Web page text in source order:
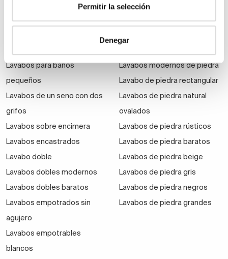
Permitir la selección
Denegar
su colocación
Del mismo modo que tienes que escoger un material
que se adapte a tus necesidades, tienes que saber
cómo posicionarlo, pues hay varios tipos de lavabos
de baño según colocación.
caracterizan por contar con una estética más
vanguardista, minimalista, no entorpecen visualmente
por lo que generan sensación de amplitud. Además,
permite elegir una encimera decorativa, escogida a
nuestro gusto.
Lavabos para baños
pequeños
Lavabos de un seno con dos
grifos
Lavabos sobre encimera
Lavabos encastrados
Lavabo doble
Lavabos dobles modernos
Lavabos dobles baratos
Lavabos empotrados sin
agujero
Lavabos empotrables
blancos
Lavabos modernos de piedra
Lavabo de piedra rectangular
Lavabos de piedra natural
ovalados
Lavabos de piedra rústicos
Lavabos de piedra baratos
Lavabos de piedra beige
Lavabos de piedra gris
Lavabos de piedra negros
Lavabos de piedra grandes